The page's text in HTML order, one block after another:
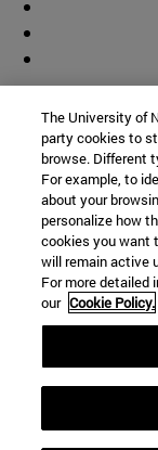
© Universidad de
Información
Accesibilidad
Localizador de
The University of
party cookies to
browse. Different
For example, to
about your
personalize how
cookies you want
will remain active
For more detailed
our Cookie Policy.